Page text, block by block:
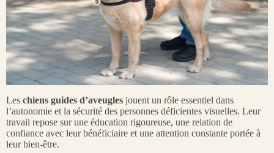
Les chiens guides d’aveugles jouent un rôle essentiel dans
l’autonomie et la sécurité des personnes déficientes visuelles. Leur
travail repose sur une éducation rigoureuse, une relation de
confiance avec leur bénéficiaire et une attention constante portée à
leur bien-être.